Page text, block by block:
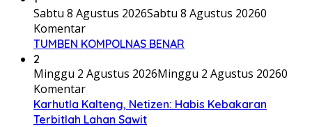
Sabtu 8 Agustus 2026Sabtu 8 Agustus 20260
Komentar
TUMBEN KOMPOLNAS BENAR
2
Minggu 2 Agustus 2026Minggu 2 Agustus 20260
Komentar
Karhutla Kalteng, Netizen: Habis Kebakaran
Terbitlah Lahan Sawit